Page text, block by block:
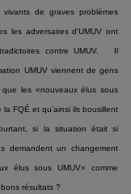
de graves problèmes
les adversaires d'UMUV ont
contre UMUV. Il
UMUV viennent de gens
les «nouveaux élus sous
FQÉ et qu’ainsi ils bousillent
si la situation était si
demandent un changement
élus sous UMUV» comme
résultats ?